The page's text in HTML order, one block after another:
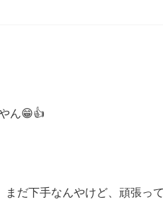
ん😁👍
まだ下手なんやけど、頑張って